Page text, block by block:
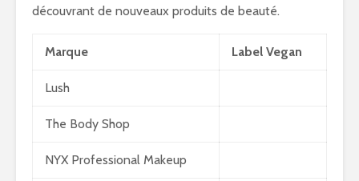
découvrant de nouveaux produits de beauté.
Marque Label Vegan
Lush
The Body Shop
NYX Professional Makeup